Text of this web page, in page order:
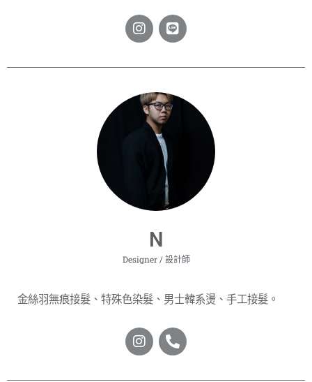
N
Designer / 設計師
金絲羽無痕接髮、特殊色染髮、男士韓系燙、手工接髮。